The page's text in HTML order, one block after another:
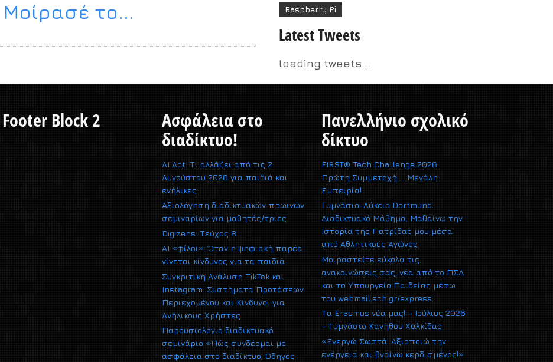
Μοίρασέ το... Raspberry Pi
Latest Tweets
loading tweets...
Footer Block 2
Ασφάλεια στο
διαδίκτυο!
AI Act: Τι αλλάζει από τις 2
Αυγούστου 2026 για παιδιά και
ενήλικες
Αξιολόγηση διαδικτυακών πρωινών
σεμιναρίων για μαθητές/τριες
Digizens: Τεύχος 8
AI «φίλοι»: Όταν η ψηφιακή παρέα
γίνεται κίνδυνος για τα παιδιά
Συγκριτική Ανάλυση TikTok και
Instagram: Συστήματα Προτάσεων
Περιεχομένου και Κίνδυνοι για
Ανήλικους Χρήστες
Παρουσιολόγιο διαδικτυακό
σεμινάριο «Πώς συνδέομαι με
ασφάλεια στο διαδίκτυο; Οδηγός
Πανελλήνιο σχολικό
δίκτυο
FIRST® Tech Challenge 2026.
Πρώτη Συμμετοχή … Μεγάλη
Εμπειρία!
Γυμνάσιο-Λύκειο Dortmund.
Διαδικτυακό Μάθημα. Μαθαίνω την
Ιστορία της Πατρίδας μου μέσα
από Αθλητικούς Αγώνες
Μοιραστείτε εύκολα τις
ανακοινώσεις σας, νέα από το ΠΣΔ
και το Υπουργείο Παιδείας μέσω
του webmail.sch.gr/express
Τα Erasmus νέα μας! – Ιούλιος 2026
– Γυμνάσιο Κανήθου Χαλκίδας
«Ενεργώ Σωστά: Αξιοποιώ την
ενέργεια και βγαίνω κερδισμένος!»